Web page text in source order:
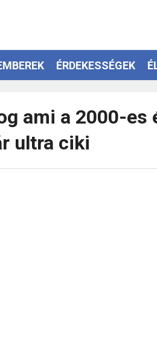
ÉRDEKESSÉGEK
ami a 2000-es
ultra ciki